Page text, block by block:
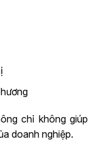
chỉ không giúp
doanh nghiệp.